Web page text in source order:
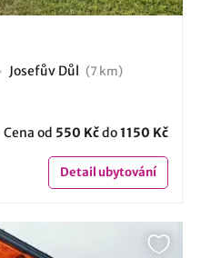
Josefův Důl (7 km)
Cena od 550 Kčdo1150 Kč
Detailubytování